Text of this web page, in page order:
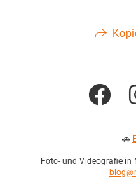
🚗
Foto- und Videografie in